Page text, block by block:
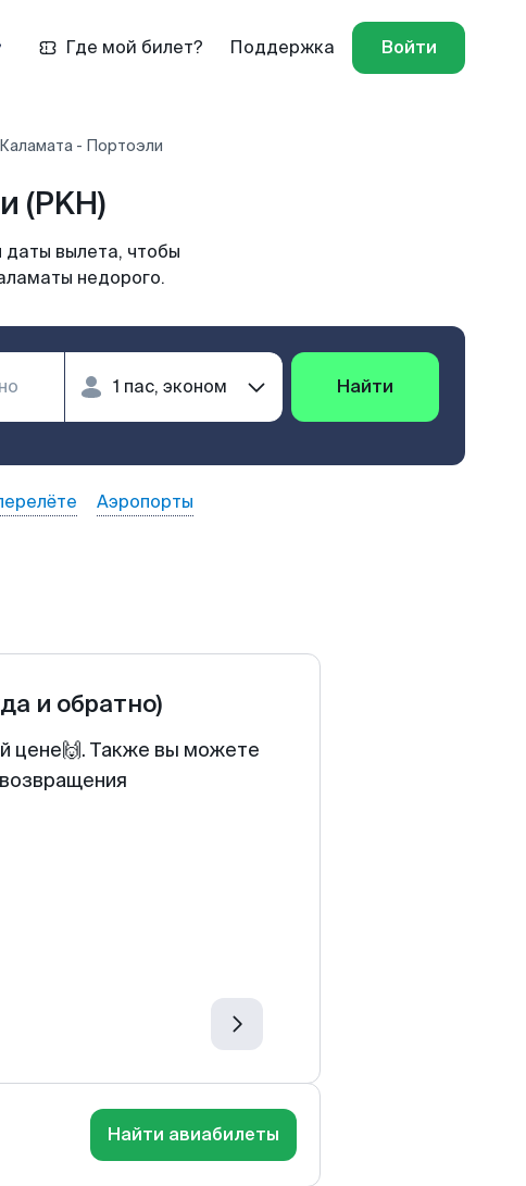
Где мой билет? Поддержка Войти
- Портоэли
(PKH)
вылета, чтобы
недорого.
Найти
Аэропорты
и обратно)
цене🙌. Также вы можете
Найти авиабилеты